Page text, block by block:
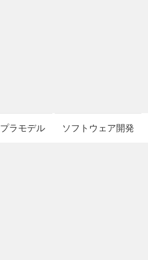
プラモデル ソフトウェア開発